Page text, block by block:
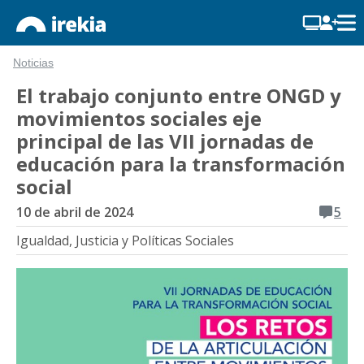
Noticias
El trabajo conjunto entre ONGD y
movimientos sociales eje
principal de las VII jornadas de
educación para la transformación
social
10 de abril de 2024
5
Igualdad, Justicia y Políticas Sociales